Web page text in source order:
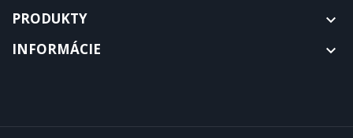
PRODUKTY 
INFORMÁCIE 